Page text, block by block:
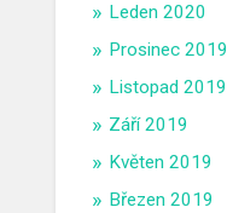
Leden 2020
Prosinec 2019
Listopad 2019
Září 2019
Květen 2019
Březen 2019